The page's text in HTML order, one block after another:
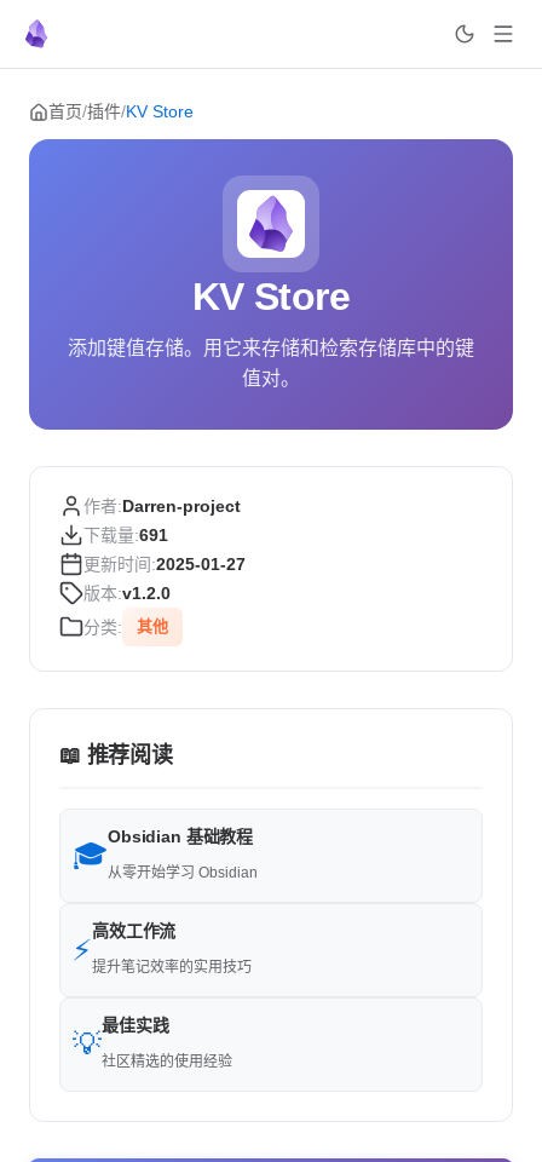
Skip to content
首页/插件/KV Store
KV Store
添加键值存储。用它来存储和检索存储库中的键
值对。
作者:Darren-project
下载量:691
更新时间:2025-01-27
版本:v1.2.0
分类:
其他
📖 推荐阅读
🎓
Obsidian 基础教程
从零开始学习 Obsidian
⚡
高效工作流
提升笔记效率的实用技巧
💡
最佳实践
社区精选的使用经验